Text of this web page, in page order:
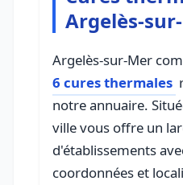
Argelès-
Argelès-sur-Mer
6 cures thermales
notre annuaire.
ville vous offre un
d'établissements
coordonnées et